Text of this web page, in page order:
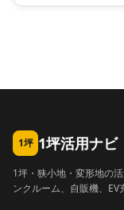
1坪 1坪活用ナビ
1坪・狭小地・変形地の
ンクルーム、自販機、EV